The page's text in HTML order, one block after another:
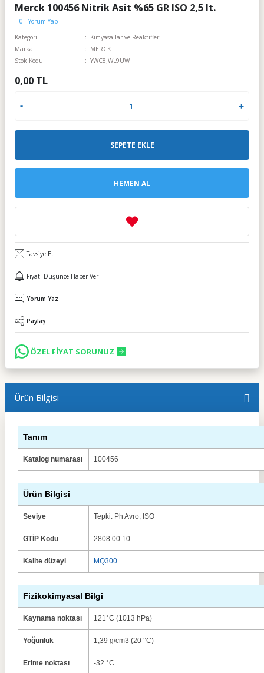
Merck 100456 Nitrik Asit %65 GR ISO 2,5 lt.
0 - Yorum Yap
Kategori
Kimyasallar ve Reaktifler
Marka
MERCK
Stok Kodu
YWC8JWL9UW
0,00 TL
SEPETE EKLE
HEMEN AL
Tavsiye Et
Fiyatı Düşünce Haber Ver
Yorum Yaz
Paylaş
ÖZEL FİYAT SORUNUZ
Ürün Bilgisi
Tanım
Katalog numarası 100456
Ürün Bilgisi
Seviye Tepki. Ph Avro, ISO
GTİP Kodu 2808 00 10
Kalite düzeyi MQ300
Fizikokimyasal Bilgi
Kaynama noktası 121°C (1013 hPa)
Yoğunluk 1,39 g/cm3 (20 °C)
Erime noktası -32 °C